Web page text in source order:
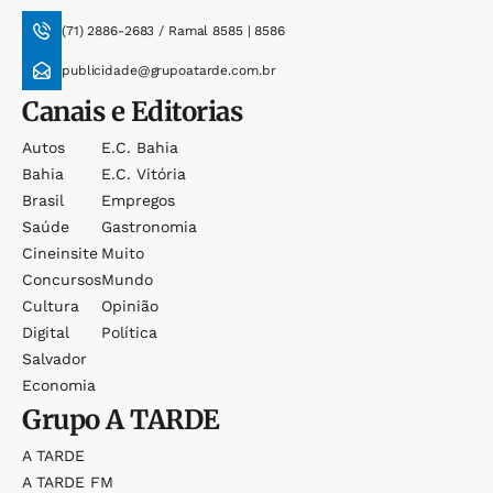
(71) 2886-2683 / Ramal 8585 | 8586
publicidade@grupoatarde.com.br
Canais e Editorias
Autos
Bahia
Brasil
Saúde
Cineinsite
Concursos
Cultura
Digital
Salvador
Economia
E.c. Bahia
E.c. Vitória
Empregos
Gastronomia
Muito
Mundo
Opinião
Política
GrupoA TARDE
A TARDE
A TARDE FM